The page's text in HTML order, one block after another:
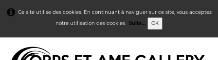
Ce site utilise des cookies. En continuant à naviguer sur ce site, vous acceptez
notre utilisation des cookies. Suite... OK